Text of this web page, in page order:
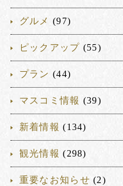
グルメ (97)
ピックアップ (55)
プラン (44)
マスコミ情報 (39)
新着情報 (134)
観光情報 (298)
重要なお知らせ (2)